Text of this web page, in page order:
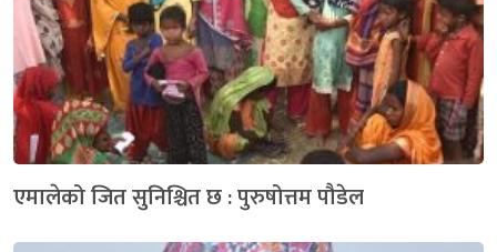
एमालेको जित सुनिश्चित छ : पुरुषोत्तम पौडेल